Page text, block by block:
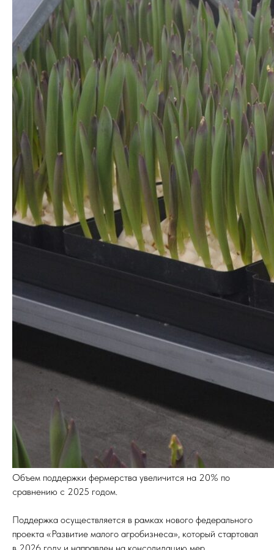
Объем поддержки фермерства увеличится на 20% по
сравнению с 2025 годом.
Поддержка осуществляется в рамках нового федерального
проекта «Развитие малого агробизнеса», который стартовал